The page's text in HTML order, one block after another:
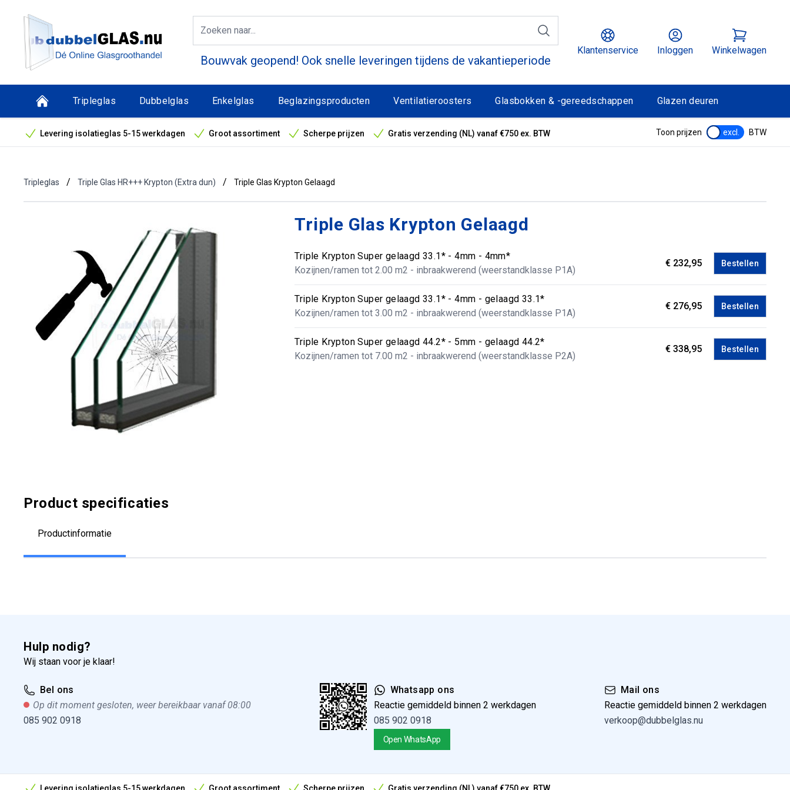
Bouwvak geopend! Ook snelle leveringen tijdens de vakantieperiode
Klantenservice Inloggen Winkelwagen
Tripleglas Dubbelglas Enkelglas Beglazingsproducten Ventilatieroosters Glasbokken & -gereedschappen Glazen deuren
Levering isolatieglas 5-15 werkdagen Groot assortiment Scherpe prijzen
Gratis verzending (NL) vanaf €750 ex. BTW
Bouwvak geopend! Óók snelle leveringen tijdens de vakantieperiode
Toon prijzen excl. BTW
Tripleglas / Triple Glas HR+++ Krypton (Extra dun) / Triple Glas Krypton Gelaagd
Triple Glas Krypton Gelaagd
Triple Krypton Super gelaagd 33.1* - 4mm - 4mm*
Kozijnen/ramen tot 2.00 m2 - inbraakwerend (weerstandklasse P1A)
€ 232,95 Bestellen
Triple Krypton Super gelaagd 33.1* - 4mm - gelaagd 33.1*
Kozijnen/ramen tot 3.00 m2 - inbraakwerend (weerstandklasse P1A)
€ 276,95 Bestellen
Triple Krypton Super gelaagd 44.2* - 5mm - gelaagd 44.2*
Kozijnen/ramen tot 7.00 m2 - inbraakwerend (weerstandklasse P2A)
€ 338,95 Bestellen
Product specificaties
Productinformatie
Hulp nodig?
Wij staan voor je klaar!
Bel ons
Op dit moment gesloten, weer bereikbaar vanaf 08:00
085 902 0918
Whatsapp ons
Reactie gemiddeld binnen 2 werkdagen
085 902 0918
Open WhatsApp
Mail ons
Reactie gemiddeld binnen 2 werkdagen
verkoop@dubbelglas.nu